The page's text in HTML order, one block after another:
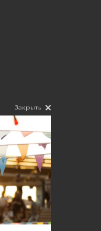
Закрыть